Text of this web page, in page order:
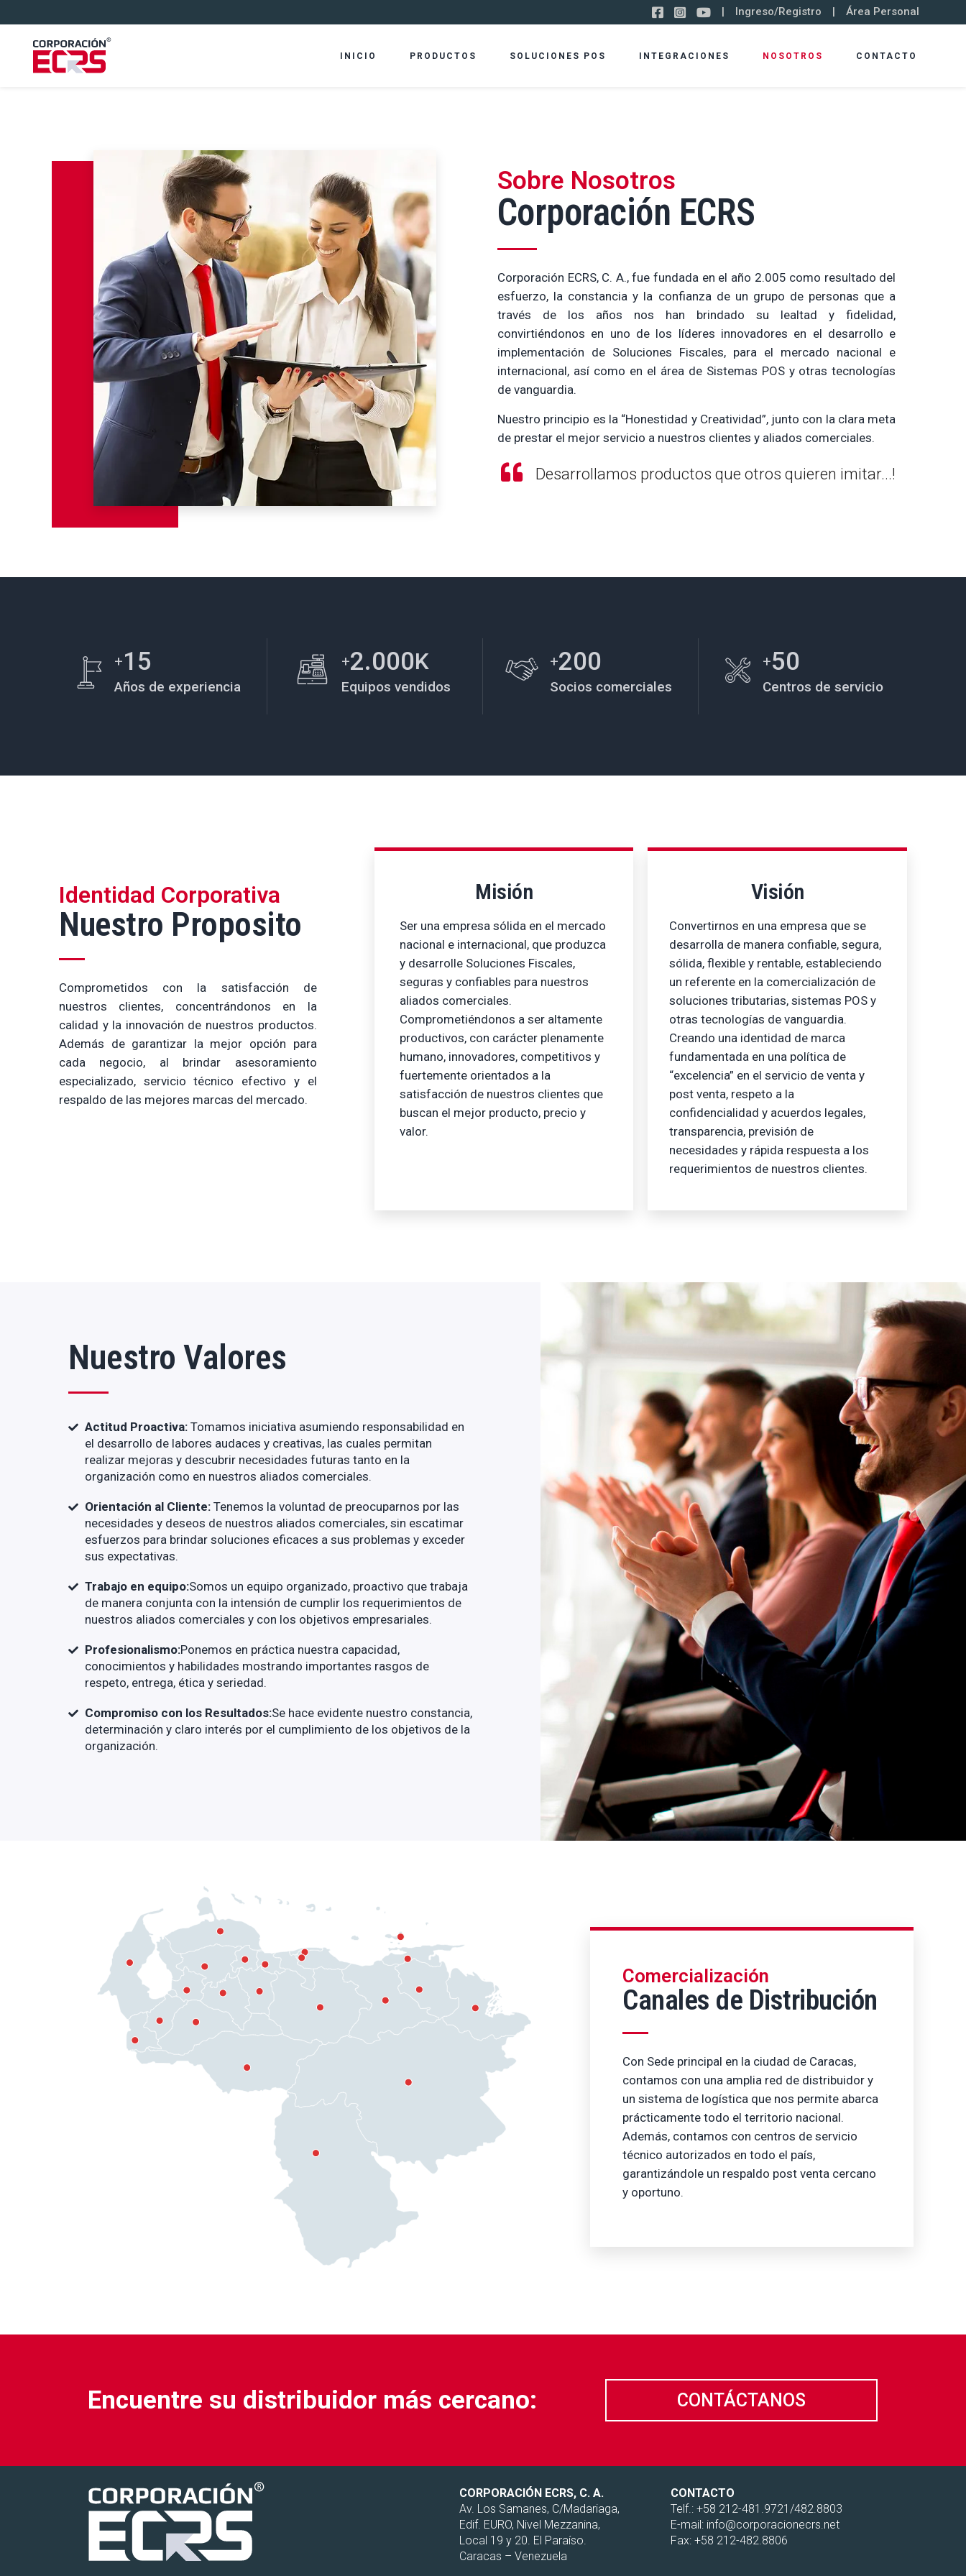
| Ingreso/Registro | Área Personal
INICIO PRODUCTOS
QMP 18
CR 21 SLK-T212FP Gavetas de Dinero
Rollos Térmicos
SOLUCIONES POS
Tintorería
Máquinas Fiscales
Autorizaciones & Providencias
Verificación de clasificación de
edad
Función de hoja de tiempo
Conexión con la gestión del
centro
INTEGRACIONES NOSOTROS CONTACTO
Sobre Nosotros
Corporación ECRS
Corporación ECRS, C. A., fue fundada en el año 2.005 como resultado del
esfuerzo, la constancia y la confianza de un grupo de personas que a
través de los años nos han brindado su lealtad y fidelidad,
convirtiéndonos en uno de los líderes innovadores en el desarrollo e
implementación de Soluciones Fiscales, para el mercado nacional e
internacional, así como en el área de Sistemas POS y otras tecnologías
de vanguardia.
Nuestro principio es la “Honestidad y Creatividad”, junto con la clara meta
de prestar el mejor servicio a nuestros clientes y aliados comerciales.
Desarrollamos productos que otros quieren imitar...!
+15
Años de experiencia
+2.000K
Equipos vendidos
+200
Socios comerciales
+50
Centros de servicio
Identidad Corporativa
Nuestro Proposito
Comprometidos con la satisfacción de
nuestros clientes, concentrándonos en la
calidad y la innovación de nuestros productos.
Además de garantizar la mejor opción para
cada negocio, al brindar asesoramiento
especializado, servicio técnico efectivo y el
respaldo de las mejores marcas del mercado.
Misión
Ser una empresa sólida en el mercado
nacional e internacional, que produzca
y desarrolle Soluciones Fiscales,
seguras y confiables para nuestros
aliados comerciales.
Comprometiéndonos a ser altamente
productivos, con carácter plenamente
humano, innovadores, competitivos y
fuertemente orientados a la
satisfacción de nuestros clientes que
buscan el mejor producto, precio y
valor.
Visión
Convertirnos en una empresa que se
desarrolla de manera confiable, segura,
sólida, flexible y rentable, estableciendo
un referente en la comercialización de
soluciones tributarias, sistemas POS y
otras tecnologías de vanguardia.
Creando una identidad de marca
fundamentada en una política de
“excelencia” en el servicio de venta y
post venta, respeto a la
confidencialidad y acuerdos legales,
transparencia, previsión de
necesidades y rápida respuesta a los
requerimientos de nuestros clientes.
Nuestro Valores
Actitud Proactiva:Tomamos iniciativa asumiendo responsabilidad en
el desarrollo de labores audaces y creativas, las cuales permitan
realizar mejoras y descubrir necesidades futuras tanto en la
organización como en nuestros aliados comerciales.
Orientación al Cliente:Tenemos la voluntad de preocuparnos por las
necesidades y deseos de nuestros aliados comerciales, sin escatimar
esfuerzos para brindar soluciones eficaces a sus problemas y exceder
sus expectativas.
Trabajo en equipo:Somos un equipo organizado, proactivo que trabaja
de manera conjunta con la intensión de cumplir los requerimientos de
nuestros aliados comerciales y con los objetivos empresariales.
Profesionalismo:Ponemos en práctica nuestra capacidad,
conocimientos y habilidades mostrando importantes rasgos de
respeto, entrega, ética y seriedad.
Compromiso con los Resultados:Se hace evidente nuestro constancia,
determinación y claro interés por el cumplimiento de los objetivos de la
organización.
Comercialización
Canales de Distribución
Con Sede principal en la ciudad de Caracas,
contamos con una amplia red de distribuidor y
un sistema de logística que nos permite abarca
prácticamente todo el territorio nacional.
Además, contamos con centros de servicio
técnico autorizados en todo el país,
garantizándole un respaldo post venta cercano
y oportuno.
Encuentre su distribuidor más cercano: CONTÁCTANOS
CORPORACIÓN ECRS, C. A.
Av. Los Samanes, C/Madariaga,
Edif. EURO, Nivel Mezzanina,
Local 19 y 20. El Paraíso.
Caracas – Venezuela
CONTACTO
Telf.: +58 212-481.9721/482.8803
E-mail: info@corporacionecrs.net
Fax: +58 212-482.8806